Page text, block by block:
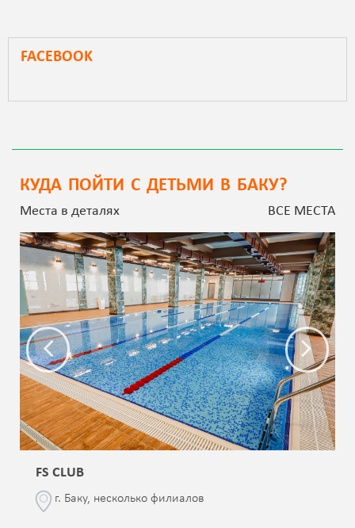
FACEBOOK
КУДА ПОЙТИ С ДЕТЬМИ В БАКУ?
Места в деталях ВСЕ МЕСТА
FS CLUB
г. Баку, несколько филиалов